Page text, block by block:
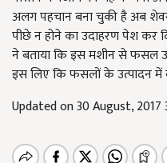
अलग पहचान बना चुकी है अब
पीछे न होने का उदाहरण पेश कर
ने बताया कि इस मशीन से फसल
इस लिए कि फसलों के उत्पादन में
Updated on 30 August, 2017